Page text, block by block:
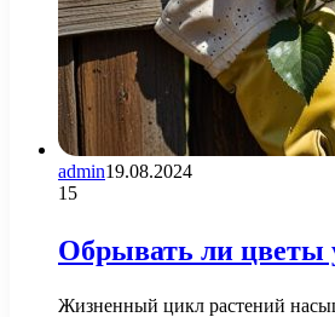
admin19.08.2024
15
Обрывать ли цветы
Жизненный цикл растений